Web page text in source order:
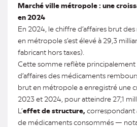
Marché ville métropole : une
en 2024
En 2024, le chiffre d’affaires brut
en métropole s’est élevé à 29,3
fabricant hors taxes).
Cette somme reflète principalement
d’affaires des médicaments
brut en métropole a enregistré une
2023 et 2024, pour atteindre 27,1
L’effet de structure, correspondant
de médicaments consommés —